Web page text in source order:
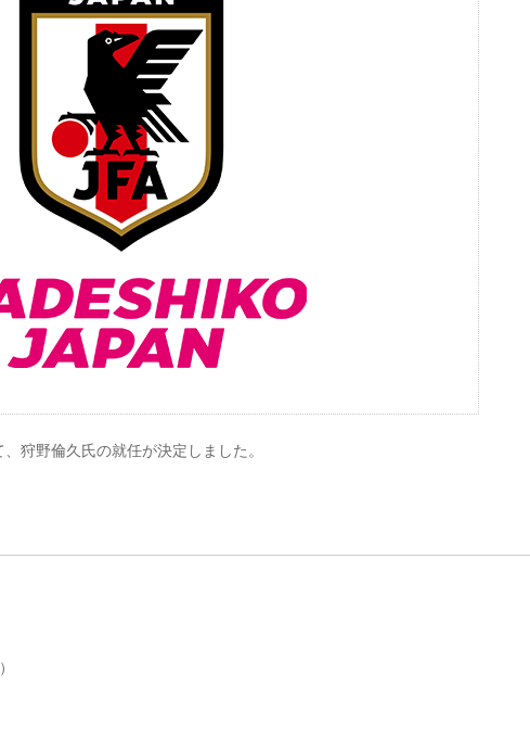
狩野倫久氏の就任が決定しました。